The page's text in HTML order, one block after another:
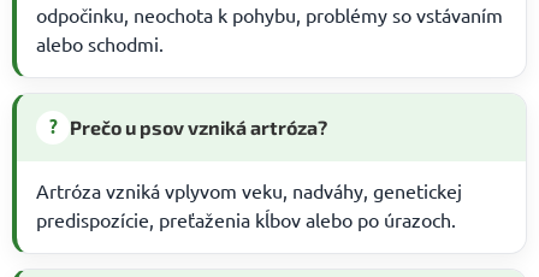
odpočinku, neochota k pohybu, problémy so vstávaním
alebo schodmi.
? Prečo u psov vzniká artróza?
Artróza vzniká vplyvom veku, nadváhy, genetickej
predispozície, preťaženia kĺbov alebo po úrazoch.